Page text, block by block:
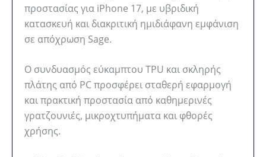
προστασίας για iPhone 17, με υβριδική
κατασκευή και διακριτική ημιδιάφανη εμφάνιση
σε απόχρωση Sage.
Ο συνδυασμός εύκαμπτου TPU και σκληρής
πλάτης από PC προσφέρει σταθερή εφαρμογή
και πρακτική προστασία από καθημερινές
γρατζουνιές, μικροχτυπήματα και φθορές
χρήσης.